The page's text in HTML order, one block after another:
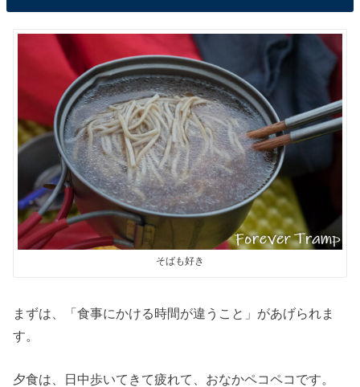
そばも好き
まずは、「食事にかける時間が違うこと」があげられま
す。
夕食は、日中歩いてきて疲れて、おなかペコペコです。